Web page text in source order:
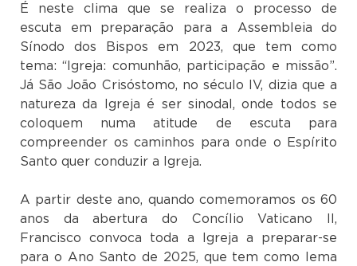
É neste clima que se realiza o processo de
escuta em preparação para a Assembleia do
Sínodo dos Bispos em 2023, que tem como
tema: “Igreja: comunhão, participação e missão”.
Já São João Crisóstomo, no século IV, dizia que a
natureza da Igreja é ser sinodal, onde todos se
coloquem numa atitude de escuta para
compreender os caminhos para onde o Espírito
Santo quer conduzir a Igreja.
A partir deste ano, quando comemoramos os 60
anos da abertura do Concílio Vaticano II,
Francisco convoca toda a Igreja a preparar-se
para o Ano Santo de 2025, que tem como lema